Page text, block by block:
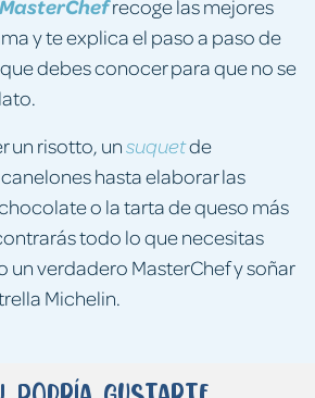
recoge las mejores
y te explica el paso a paso de
debes conocer para que no se
un risotto, unsuquetde
hasta elaborar las
o la tarta de queso más
todo lo que necesitas
un verdadero MasterChef y soñar
Michelin.